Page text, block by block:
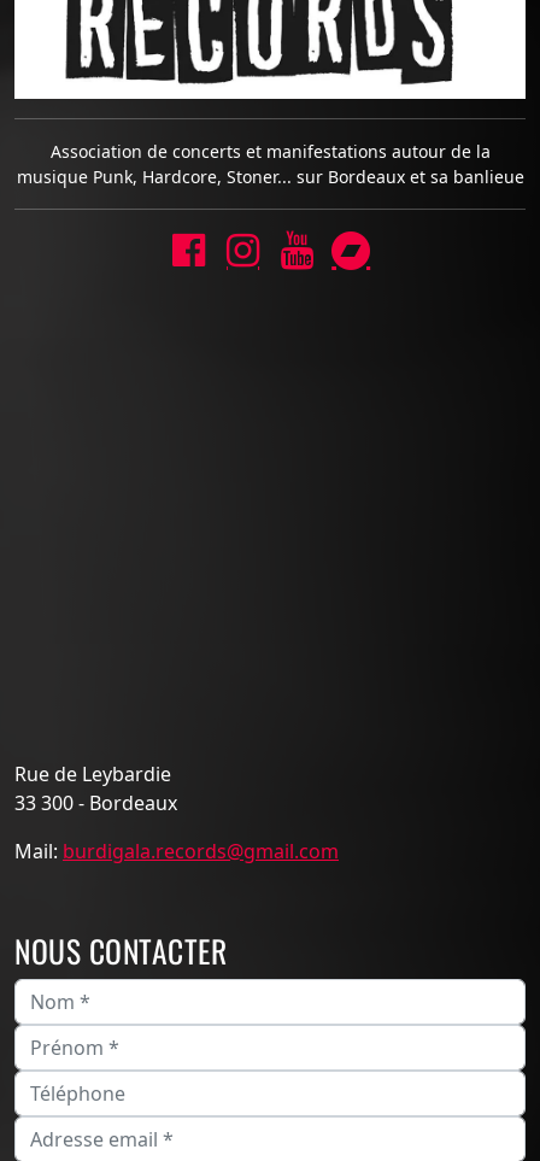
Association de concerts et manifestations autour de la
musique Punk, Hardcore, Stoner... sur Bordeaux et sa banlieue
Rue de Leybardie
33 300 - Bordeaux
Mail: burdigala.records@gmail.com
NOUS CONTACTER